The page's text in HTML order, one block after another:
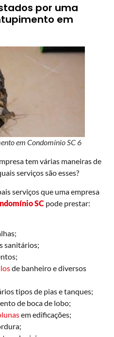
por uma
em
em Condomínio SC 6
tem várias maneiras de
serviços são esses?
serviços que uma empresa
SC pode prestar:
sanitários;
de banheiro e diversos
tipos de pias e tanques;
de boca de lobo;
em edificações;